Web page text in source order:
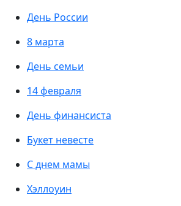
День России
8 марта
День семьи
14 февраля
День финансиста
Букет невесте
С днем мамы
Хэллоуин